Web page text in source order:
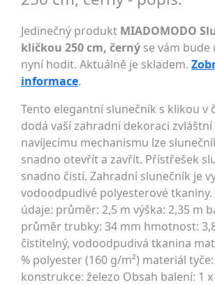
Jedinečný produkt MIADOMODO
kličkou 250 cm, černý se vám
nyní hodit. Aktuálně je skladem.
informace.
Tento elegantní slunečník s klikou v
dodá vaší zahradní dekoraci
navíjecímu mechanismu lze
snadno otevřít a zavřít. Přístřešek
snadno čistí. Zahradní slunečník je
vodoodpudivé polyesterové tkaniny.
údaje: průměr: 2,5 m výška: 2,35 m
průměr trubky: 34 mm hmotnost:
čistitelný, vodoodpudivá tkanina
% polyester (160 g/m²) materiál
konstrukce: železo Obsah balení: 1